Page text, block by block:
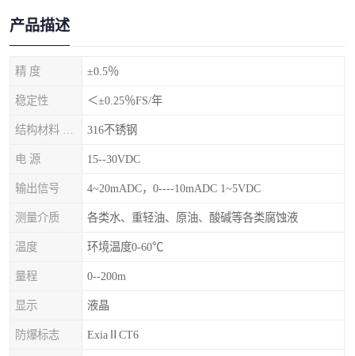
产品描述
精 度 ±0.5％
稳定性 ＜±0.25％FS/年
316不锈钢
电 源 15--30VDC
输出信号 4~20mADC，0----10mADC 1~5VDC
测量介质 各类水、重轻油、原油、酸碱等各类腐蚀液
温度 环境温度0-60℃
量程 0--200m
显示 液晶
防爆标志 ExiaⅡCT6